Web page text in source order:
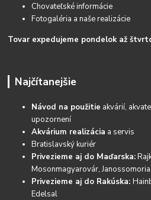
Chovateľské informácie
Fotogaléria a naše realizácie
Tovar expedujeme pondelok až
Najčítanejšie
Návod na použitie akvárií,
upozornení
Akvárium realizácia a servis
Bratislavský kuriér
Privezieme aj do Maďarska:
Mosonmagyarovár, Janossomoria
Privezieme aj do Rakúska:
Edelsal